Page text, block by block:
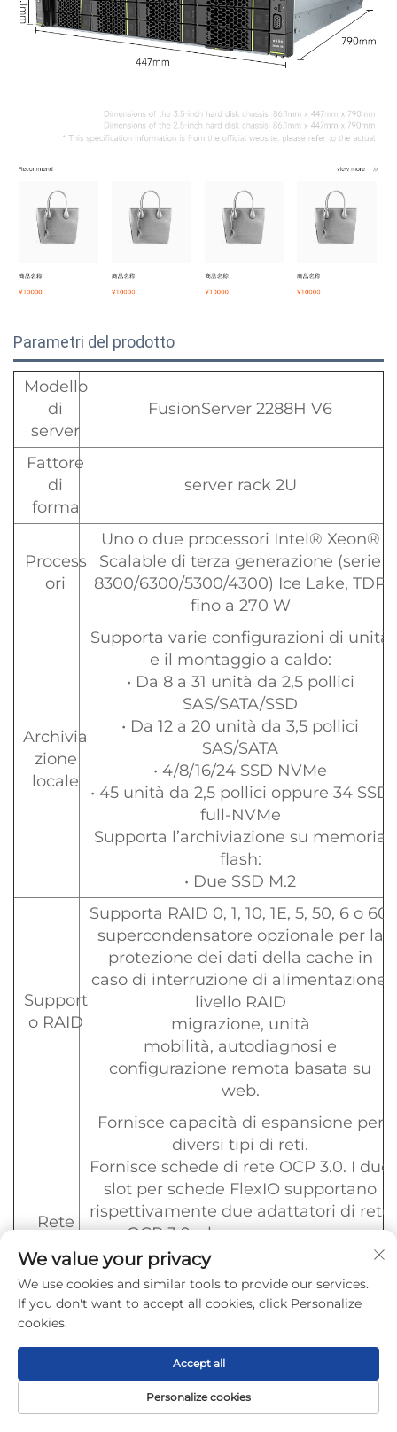
Parametri del prodotto
Modello
di
server
FusionServer 2288H V6
Fattore
di
forma
server rack 2U
Process
ori
Uno o due processori Intel® Xeon®
Scalable di terza generazione (serie
8300/6300/5300/4300) Ice Lake, TDP
fino a 270 W
Archivia
zione
locale
Supporta varie configurazioni di unità
e il montaggio a caldo:
• Da 8 a 31 unità da 2,5 pollici
SAS/SATA/SSD
• Da 12 a 20 unità da 3,5 pollici
SAS/SATA
• 4/8/16/24 SSD NVMe
• 45 unità da 2,5 pollici oppure 34 SSD
full-NVMe
Supporta l’archiviazione su memoria
flash:
• Due SSD M.2
Support
o RAID
Supporta RAID 0, 1, 10, 1E, 5, 50, 6 o 60;
supercondensatore opzionale per la
protezione dei dati della cache in
caso di interruzione di alimentazione;
livello RAID
migrazione, unità
mobilità, autodiagnosi e
configurazione remota basata su
web.
Rete
Fornisce capacità di espansione per
diversi tipi di reti.
Fornisce schede di rete OCP 3.0. I due
slot per schede FlexIO supportano
rispettivamente due adattatori di rete
OCP 3.0, che possono essere
configurati come
richiesto.
Funzione di sostituzione a caldo
one
Fornisce un massimo di quattordici
slot PCIe 4.0, inclusi uno slot PCIe
dedicato alla scheda RAID e due slot
per schede FlexIO dedicati
Homepage Prodotto Circa CONTATTO
We value your privacy
We use cookies and similar tools to provide our services.
If you don't want to accept all cookies, click Personalize
cookies.
Personalize cookies
Accept all